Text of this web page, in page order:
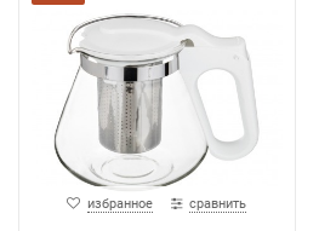
избранное сравнить